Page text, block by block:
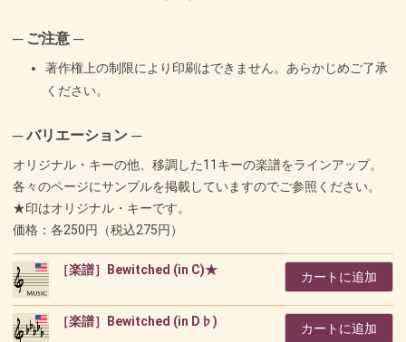
─ ご注意 ─
著作権上の制限により印刷はできません。あらかじめご了承
ください。
─ バリエーション ─
オリジナル・キーの他、移調した11キーの楽譜をラインアップ。
各々のページにサンプルを掲載していますのでご参照ください。
★印はオリジナル・キーです。
価格：各250円（税込275円）
［楽譜］Bewitched (in C)★ カートに追加
［楽譜］Bewitched (in D♭) カートに追加